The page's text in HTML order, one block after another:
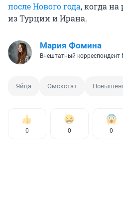
после Нового года, когда
из Турции и Ирана.
Мария Фомина
Внештатный корреспондент
Яйца Омскстат
0 0 0